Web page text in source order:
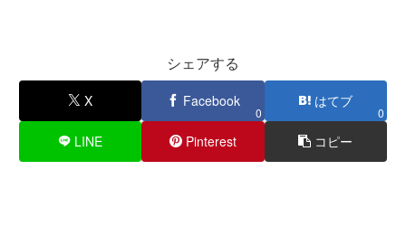
シェアする
X Facebook
0
はてブ
0
LINE Pinterest コピー